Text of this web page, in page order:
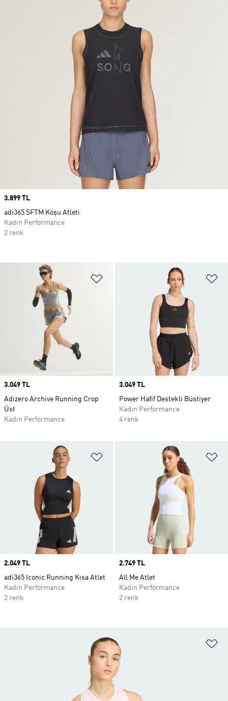
Favori Listesine Ekle
Price
3.049 TL
Adizero Archive Running Crop
Üst
Kadın Performance
Price
3.049 TL
Power Hafif Destekli Büstiyer
Kadın Performance
4 renk
Favori Listesine Ekle
Price
2.049 TL
adi365 Iconic Running Kısa Atlet
Kadın Performance
2 renk
Price
2.749 TL
All Me Atlet
Kadın Performance
2 renk
Price
3.899 TL
adi365 SFTM Koşu Atleti
Kadın Performance
2 renk